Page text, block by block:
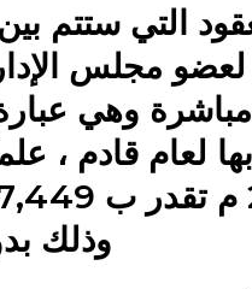
التي ستتم
لعضو مجلس
وهي
لعام قادم ،
وذلك